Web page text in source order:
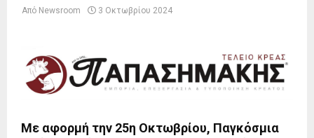
Από Newsroom 3 Οκτωβρίου 2024
Με αφορμή την 25η Οκτωβρίου, Παγκόσμια